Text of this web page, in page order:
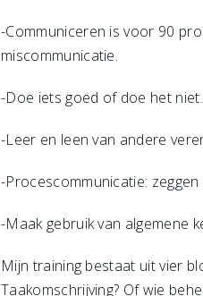
-Communiceren is voor 90
miscommunicatie.
-Doe iets goed of doe het
-Leer en leen van andere
-Procescommunicatie:
-Maak gebruik van algemene
Mijn training bestaat uit vier
Taakomschrijving? Of wie